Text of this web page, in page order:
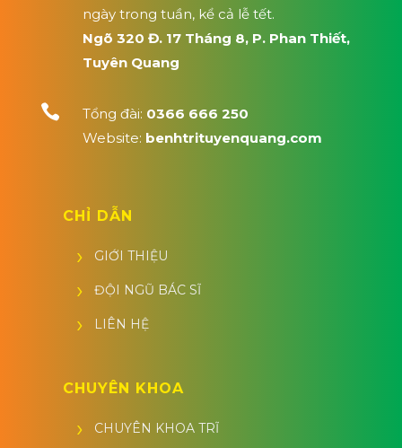
ngày trong tuần, kể cả lễ tết.
Ngõ 320 Đ. 17 Tháng 8, P. Phan Thiết,
Tuyên Quang
 Tổng đài: 0366 666 250
Website: benhtrituyenquang.com
CHỈ DẪN
GIỚI THIỆU
ĐỘI NGŨ BÁC SĨ
LIÊN HỆ
CHUYÊN KHOA
CHUYÊN KHOA TRĨ